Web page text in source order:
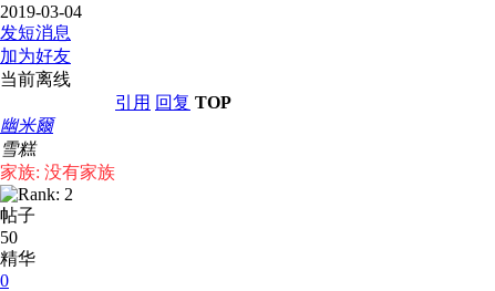
2019-03-04
发短消息
加为好友
当前离线
引用 回复 TOP
幽米爾
雪糕
家族: 没有家族
帖子
50
精华
0